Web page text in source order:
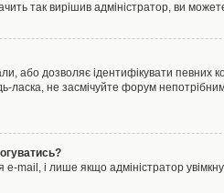
так вирішив адміністратор, ви
або дозволяє ідентифікувати певних
не засмічуйте форум
mail, і лише якщо адміністратор